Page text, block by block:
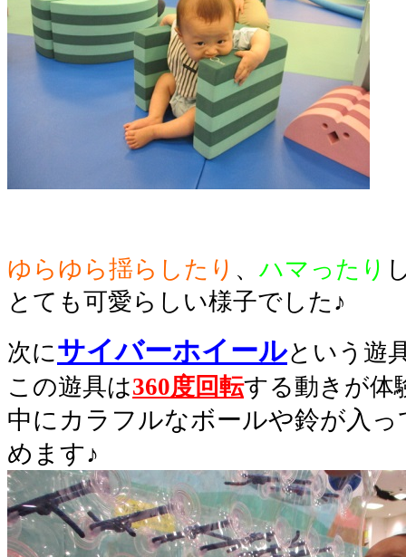
ゆらゆら揺らしたり 、 ハマったり
とても可愛らしい様子でした♪
次にサイバーホイールという遊
この遊具は360度回転する動きが体
中にカラフルなボールや鈴が入っ
めます♪